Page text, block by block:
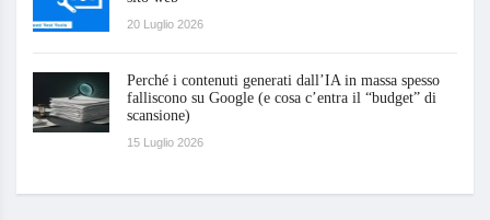
20 Luglio 2026
Perché i contenuti generati dall’IA in massa spesso
falliscono su Google (e cosa c’entra il “budget” di
scansione)
15 Luglio 2026